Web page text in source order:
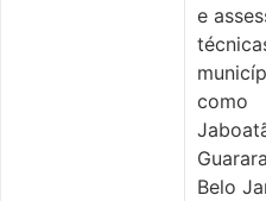
e
como
Belo